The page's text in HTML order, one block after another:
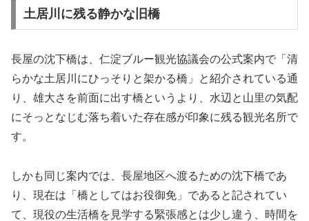
土居川に残る静かな旧橋
長屋の沈下橋は、仁淀ブルー観光協議会の公式案内で「清
らかな土居川にひっそりと架かる橋」と紹介されている通
り、雄大さを前面に出す橋というより、水辺と山里の気配
にそっとなじむ落ち着いた存在感が印象に残る観光名所で
す。
しかも同じ案内では、長屋地区へ渡るための沈下橋であ
り、現在は「橋としてはお役御免」であると記されてい
て、現役の生活橋を見学する緊張感とは少し違う、時間を